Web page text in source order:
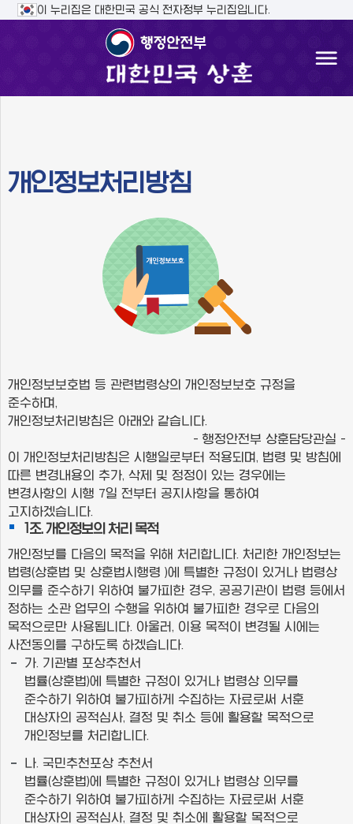
주메뉴 바로가기
본문바로가기이 누리집은 대한민국 공식 전자정부 누리집입니다.
개인정보처리방침
개인정보보호법 등 관련법령상의 개인정보보호 규정을
준수하며,
개인정보처리방침은 아래와 같습니다.
- 행정안전부 상훈담당관실 -
이 개인정보처리방침은 시행일로부터 적용되며, 법령 및 방침에
따른 변경내용의 추가, 삭제 및 정정이 있는 경우에는
변경사항의 시행 7일 전부터 공지사항을 통하여
고지하겠습니다.
1조. 개인정보의 처리 목적
개인정보를 다음의 목적을 위해 처리합니다. 처리한 개인정보는
법령(상훈법 및 상훈법시행령 )에 특별한 규정이 있거나 법령상
의무를 준수하기 위하여 불가피한 경우, 공공기관이 법령 등에서
정하는 소관 업무의 수행을 위하여 불가피한 경우로 다음의
목적으로만 사용됩니다. 아울러, 이용 목적이 변경될 시에는
사전동의를 구하도록 하겠습니다.
가. 기관별 포상추천서
법률(상훈법)에 특별한 규정이 있거나 법령상 의무를
준수하기 위하여 불가피하게 수집하는 자료로써 서훈
대상자의 공적심사, 결정 및 취소 등에 활용할 목적으로
개인정보를 처리합니다.
나. 국민추천포상 추천서
법률(상훈법)에 특별한 규정이 있거나 법령상 의무를
준수하기 위하여 불가피하게 수집하는 자료로써 서훈
대상자의 공적심사, 결정 및 취소에 활용할 목적으로